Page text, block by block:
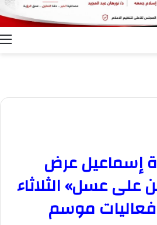
إسماعيل عرض
عسل» الثلاثاء
موسم